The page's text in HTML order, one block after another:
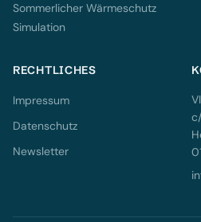
Sommerlicher Wärmeschutz
Simulation
RECHTLICHES
Impressum
Datenschutz
Newsletter